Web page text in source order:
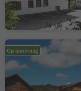
Op aanvraag